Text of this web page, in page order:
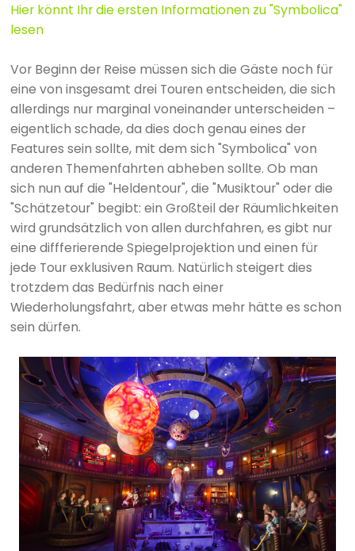
Hier könnt Ihr die ersten Informationen zu "Symbolica"
lesen
Vor Beginn der Reise müssen sich die Gäste noch für
eine von insgesamt drei Touren entscheiden, die sich
allerdings nur marginal voneinander unterscheiden –
eigentlich schade, da dies doch genau eines der
Features sein sollte, mit dem sich "Symbolica" von
anderen Themenfahrten abheben sollte. Ob man
sich nun auf die "Heldentour", die "Musiktour" oder die
"Schätzetour" begibt: ein Großteil der Räumlichkeiten
wird grundsätzlich von allen durchfahren, es gibt nur
eine diffferierende Spiegelprojektion und einen für
jede Tour exklusiven Raum. Natürlich steigert dies
trotzdem das Bedürfnis nach einer
Wiederholungsfahrt, aber etwas mehr hätte es schon
sein dürfen.